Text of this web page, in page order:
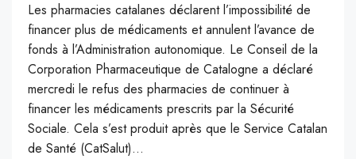
Les pharmacies catalanes déclarent l’impossibilité de
financer plus de médicaments et annulent l’avance de
fonds à l’Administration autonomique. Le Conseil de la
Corporation Pharmaceutique de Catalogne a déclaré
mercredi le refus des pharmacies de continuer à
financer les médicaments prescrits par la Sécurité
Sociale. Cela s’est produit après que le Service Catalan
de Santé (CatSalut)...